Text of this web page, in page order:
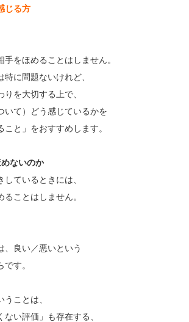
じる方
をほめることはしません。
に問題ないけれど、
を大切する上で、
いて）どう感じているかを
と」をおすすめします。
ないのか
ているときには、
ことはしません。
、良い／悪いという
です。
ことは、
ない評価」も存在する、